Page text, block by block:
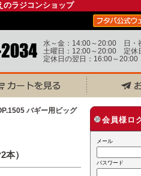
のラジコンショップ
水～金：14:00～20:00 日・
土曜日：12:00～20:00 定休
定休日の翌日：16:00～20:00
バギー用ビッグ
）
会員様ロ
メール
パスワード